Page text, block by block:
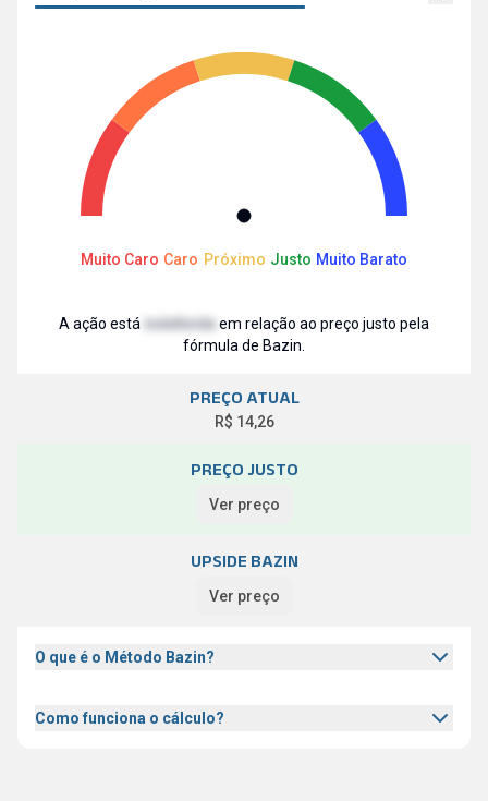
Muito Caro Caro Próximo Justo Muito Barato
A ação está indefinida em relação ao preço justo pela
fórmula de Bazin.
PREÇO ATUAL
R$ 14,26
PREÇO JUSTO
Ver preço
UPSIDE BAZIN
Ver preço
O que é o Método Bazin?
Como funciona o cálculo?